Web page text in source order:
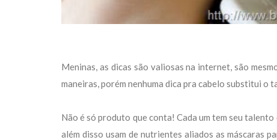
Meninas, as dicas são valiosas na internet, são
maneiras, porém nenhuma dica pra cabelo substitui o
Não é só produto que conta! Cada um tem seu
além disso usam de nutrientes aliados as máscaras